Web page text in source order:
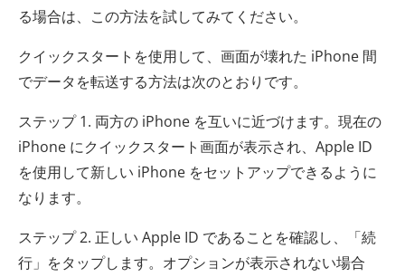
る場合は、この方法を試してみてください。
クイックスタートを使用して、画面が壊れた iPhone 間
でデータを転送する方法は次のとおりです。
ステップ 1. 両方の iPhone を互いに近づけます。現在の
iPhone にクイックスタート画面が表示され、Apple ID
を使用して新しい iPhone をセットアップできるように
なります。
ステップ 2. 正しい Apple ID であることを確認し、「続
行」をタップします。オプションが表示されない場合